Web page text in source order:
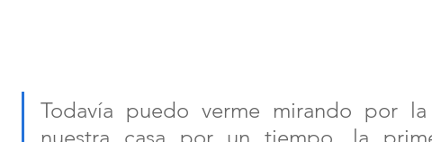
Todavía puedo verme mirando por